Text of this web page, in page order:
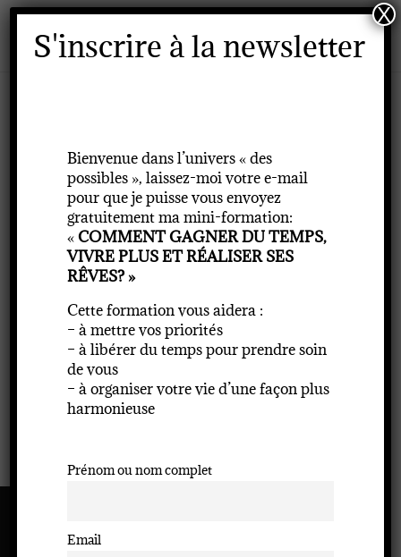
quand le corps perçu et
le corps réel sont à des
années lumières!
Copyright © 2020 | Tout Est Possible | Florence
S'inscrire à la newsletter
Bienvenue dans l’univers « des
possibles », laissez-moi votre e-mail
pour que je puisse vous envoyez
gratuitement ma mini-formation:
«COMMENT GAGNER DU TEMPS,
VIVRE PLUS ET RÉALISER SES
RÊVES? »
Cette formation vous aidera :
– à mettre vos priorités
– à libérer du temps pour prendre soin
de vous
– à organiser votre vie d’une façon plus
harmonieuse
Prénom ou nom complet
Email
X